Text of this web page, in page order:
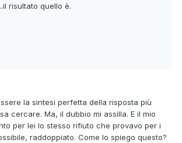
risultato quello è.
la sintesi perfetta della risposta più
cercare. Ma, il dubbio mi assilla. E il mio
per lei lo stesso rifiuto che provavo per i
raddoppiato. Come lo spiego questo?